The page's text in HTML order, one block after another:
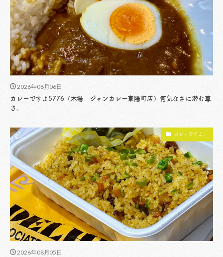
2026年08月06日
カレーですよ5776（木場 ジャンカレー東陽町店）何気なさに潜む尊
さ。
カレーですよ。
2026年08月05日